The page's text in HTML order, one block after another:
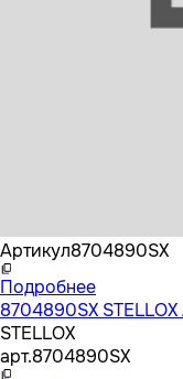
Артикул8704890SX
Подробнее
8704890SX
STELLOX
арт.8704890SX